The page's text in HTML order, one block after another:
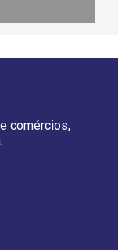
comércios,